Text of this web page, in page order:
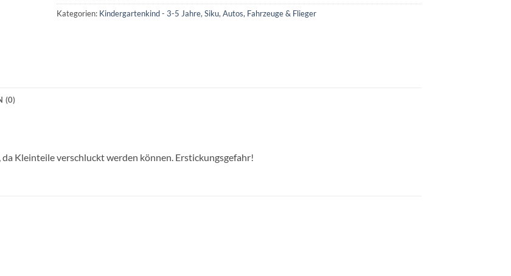
Kategorien: Kindergartenkind - 3-5 Jahre, Siku, Autos, Fahrzeuge & Flieger
(0)
Kleinteile verschluckt werden können. Erstickungsgefahr!